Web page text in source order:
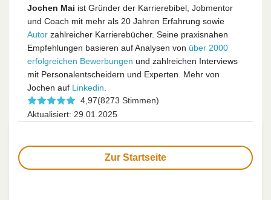
Jochen Mai ist Gründer der Karrierebibel, Jobmentor
und Coach mit mehr als 20 Jahren Erfahrung sowie
Autor zahlreicher Karrierebücher. Seine praxisnahen
Empfehlungen basieren auf Analysen von über 2000
erfolgreichen Bewerbungen und zahlreichen Interviews
mit Personalentscheidern und Experten. Mehr von
Jochen auf Linkedin.
4,97(8273 Stimmen)
Aktualisiert: 29.01.2025
Zur Startseite